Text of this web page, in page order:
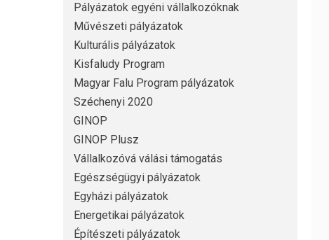
Pályázatok egyéni vállalkozóknak
Művészeti pályázatok
Kulturális pályázatok
Kisfaludy Program
Magyar Falu Program pályázatok
Széchenyi 2020
GINOP
GINOP Plusz
Vállalkozóvá válási támogatás
Egészségügyi pályázatok
Egyházi pályázatok
Energetikai pályázatok
Építészeti pályázatok